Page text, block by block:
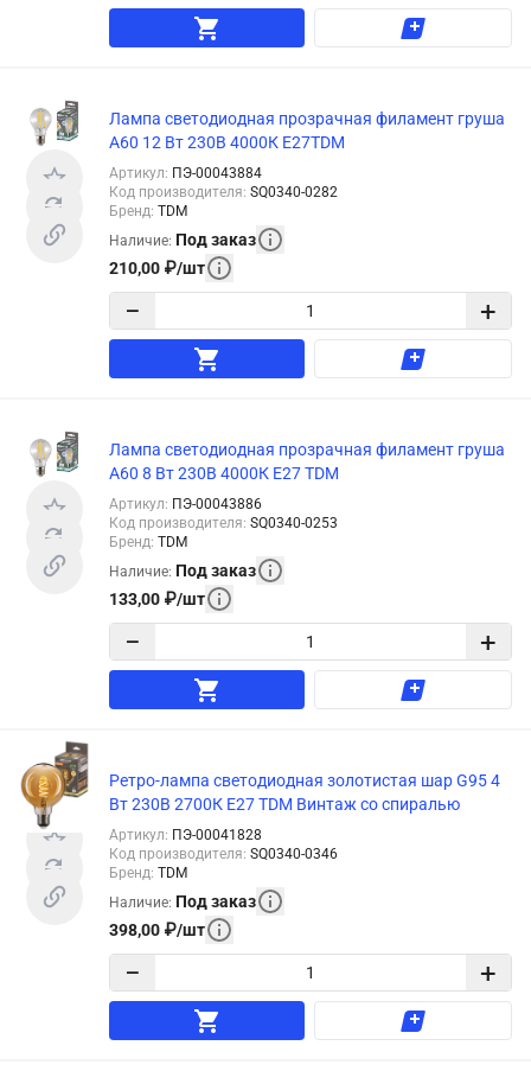
Лампа светодиодная прозрачная филамент груша
А60 12 Вт 230В 4000К E27TDM
Артикул: ПЭ-00043884
Код производителя: SQ0340-0282
Бренд: TDM
Наличие: Под заказ
210,00 ₽/шт
− +
Лампа светодиодная прозрачная филамент груша
А60 8 Вт 230В 4000К E27 TDM
Артикул: ПЭ-00043886
Код производителя: SQ0340-0253
Бренд: TDM
Наличие: Под заказ
133,00 ₽/шт
− +
Ретро-лампа светодиодная золотистая шар G95 4
Вт 230В 2700К E27 TDM Винтаж со спиралью
Артикул: ПЭ-00041828
Код производителя: SQ0340-0346
Бренд: TDM
Наличие: Под заказ
398,00 ₽/шт
− +